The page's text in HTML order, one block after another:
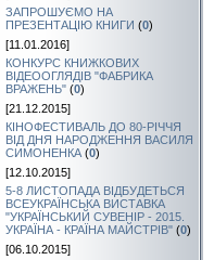
ЗАПРОШУЄМО НА
ПРЕЗЕНТАЦІЮ КНИГИ (0)
[11.01.2016]
КОНКУРС КНИЖКОВИХ
ВІДЕООГЛЯДІВ "ФАБРИКА
ВРАЖЕНЬ" (0)
[21.12.2015]
КІНОФЕСТИВАЛЬ ДО 80-РІЧЧЯ
ВІД ДНЯ НАРОДЖЕННЯ ВАСИЛЯ
СИМОНЕНКА (0)
[12.10.2015]
5-8 ЛИСТОПАДА ВІДБУДЕТЬСЯ
ВСЕУКРАЇНСЬКА ВИСТАВКА
"УКРАЇНСЬКИЙ СУВЕНІР - 2015.
УКРАЇНА - КРАЇНА МАЙСТРІВ" (0)
[06.10.2015]